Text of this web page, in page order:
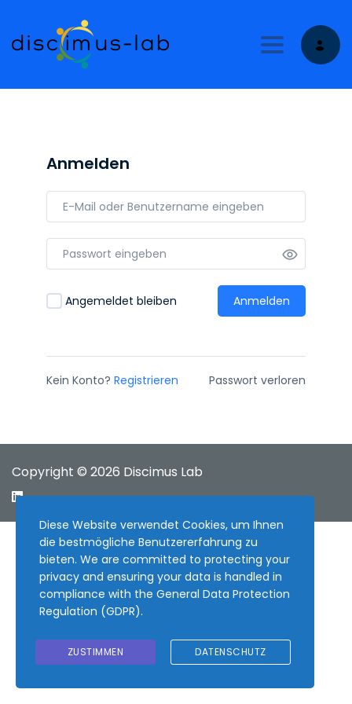
Toggle
Anmelden
Angemeldet bleiben Anmelden
Kein Konto? Registrieren Passwort verloren
Copyright © 2026 Discimus Lab
Diese Website verwendet Cookies, um Ihnen
die bestmögliche Benutzererfahrung zu
bieten. We are committed to protecting your
privacy and ensuring your data is handled in
compliance with the General Data Protection
Regulation (GDPR).
ZUSTIMMEN DATENSCHUTZ